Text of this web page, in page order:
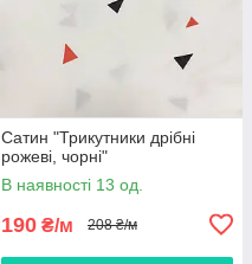
Сатин "Трикутники дрібні
рожеві, чорні"
В наявності 13 од.
190 ₴/м 208 ₴/м